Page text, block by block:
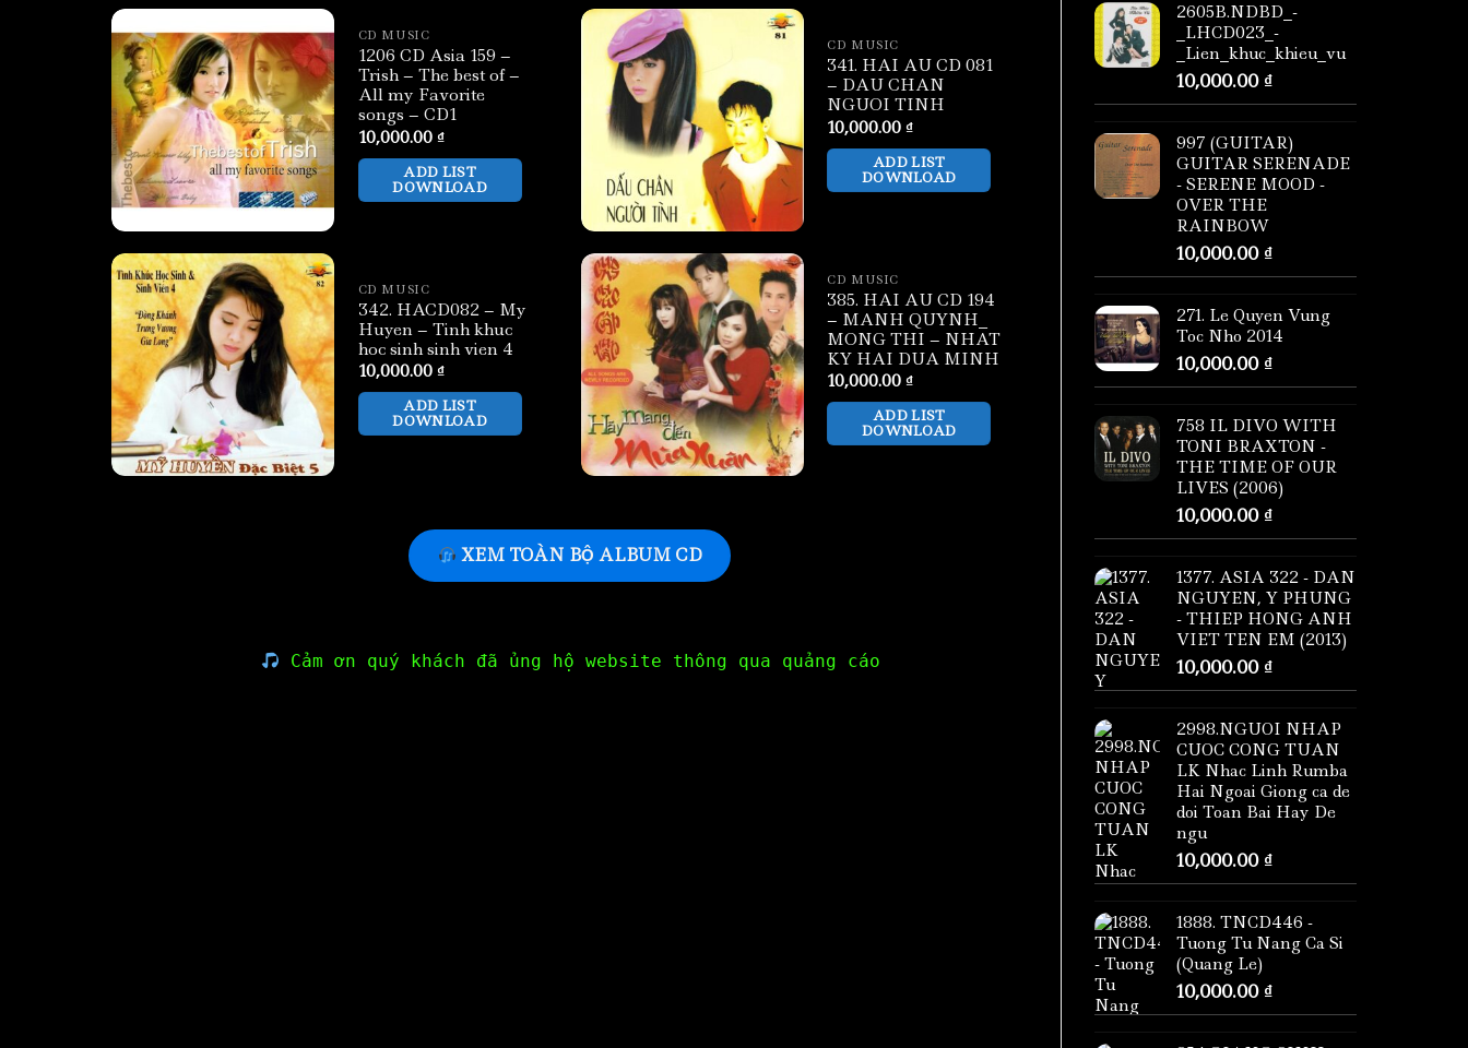
2605B.NDBD_-
_LHCD023_-
_Lien_khuc_khieu_vu
10,000.00 ₫
997 (GUITAR)
GUITAR SERENADE
- SERENE MOOD -
OVER THE
RAINBOW
10,000.00 ₫
271. Le Quyen Vung
Toc Nho 2014
10,000.00 ₫
758 IL DIVO WITH
TONI BRAXTON -
THE TIME OF OUR
LIVES (2006)
10,000.00 ₫
1377. ASIA 322 - DAN
NGUYEN, Y PHUNG
- THIEP HONG ANH
VIET TEN EM (2013)
10,000.00 ₫
2998.NGUOI NHAP
CUOC CONG TUAN
LK Nhac Linh Rumba
Hai Ngoai Giong ca de
doi Toan Bai Hay De
ngu
10,000.00 ₫
1888. TNCD446 -
Tuong Tu Nang Ca Si
(Quang Le)
10,000.00 ₫
CD MUSIC
1206 CD Asia 159 –
Trish – The best of –
All my Favorite
songs – CD1
10,000.00 ₫
ADD LIST
DOWNLOAD
CD MUSIC
341. HAI AU CD 081
– DAU CHAN
NGUOI TINH
10,000.00₫
ADD LIST
DOWNLOAD
CD MUSIC
342. HACD082 – My
Huyen – Tinh khuc
hoc sinh sinh vien 4
10,000.00 ₫
ADD LIST
DOWNLOAD
CD MUSIC
385. HAI AU CD 194
– MANH QUYNH_
MONG THI – NHAT
KY HAI DUA MINH
10,000.00₫
ADD LIST
DOWNLOAD
XEM TOÀN BỘ ALBUM CD
Cảm ơn quý khách đã ủng hộ website thông qua quảng cáo